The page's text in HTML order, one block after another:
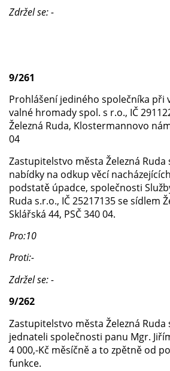
Zdržel se: -
9/261
Prohlášení jediného společníka při
valné hromady spol. s r.o., IČ
Železná Ruda, Klostermannovo
04
Zastupitelstvo města Železná
nabídky na odkup věcí
podstatě úpadce, společnosti
Ruda s.r.o., IČ 25217135 se sídlem
Sklářská 44, PSČ 340 04.
Pro:10
Proti:-
Zdržel se: -
9/262
Zastupitelstvo města Železná
jednateli společnosti panu Mgr.
4 000,-Kč měsíčně a to zpětně od
funkce.